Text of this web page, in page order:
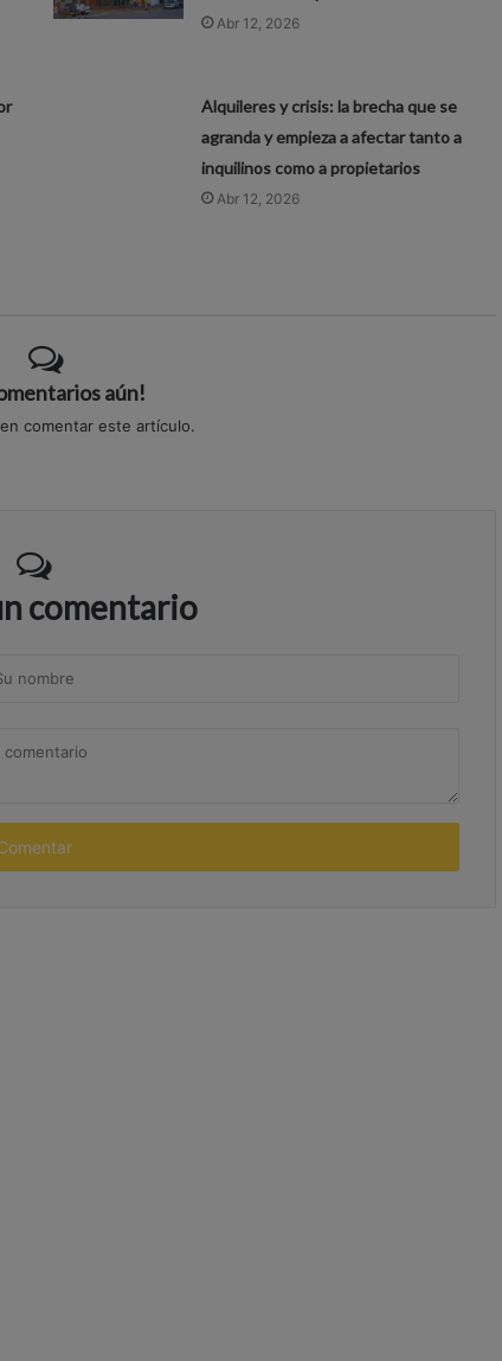
Abr 12, 2026
Alquileres y crisis: la brecha que se
agranda y empieza a afectar tanto a
inquilinos como a propietarios
Abr 12, 2026
aún!
comentar este artículo.
comentario